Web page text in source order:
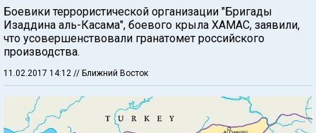
Боевики террористической организации "Бригады
Изаддина аль-Касама", боевого крыла ХАМАС, заявили,
что усовершенствовали гранатомет российского
производства.
11.02.2017 14:12 // Ближний Восток